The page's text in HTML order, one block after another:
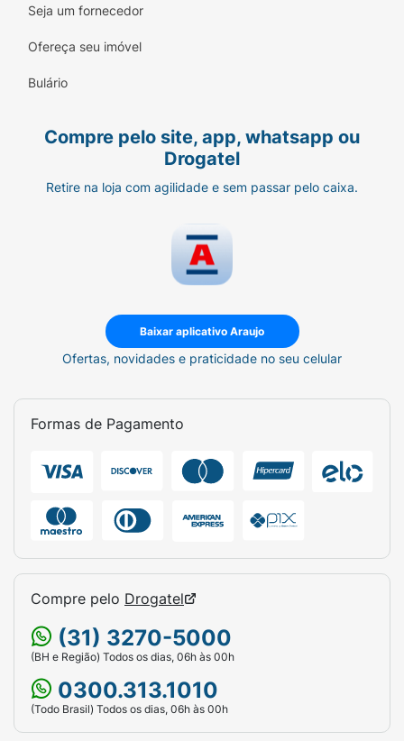
Seja um fornecedor
Ofereça seu imóvel
Bulário
Compre pelo site, app, whatsapp ou
Drogatel
Retire na loja com agilidade e sem passar pelo caixa.
Baixar aplicativo Araujo
Ofertas, novidades e praticidade no seu celular
Formas de Pagamento
Compre pelo Drogatel
(31) 3270-5000
(BH e Região) Todos os dias, 06h às 00h
0300.313.1010
(Todo Brasil) Todos os dias, 06h às 00h